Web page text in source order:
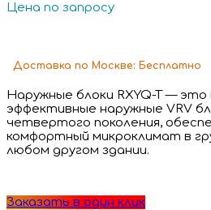
Цена по запросу
Доставка по Москве: Бесплатно
Наружные блоки RXYQ-T — это
эффективные наружные VRV
четвертого поколения,
комфортный микроклимат в
любом другом здании.
Заказать в один клик